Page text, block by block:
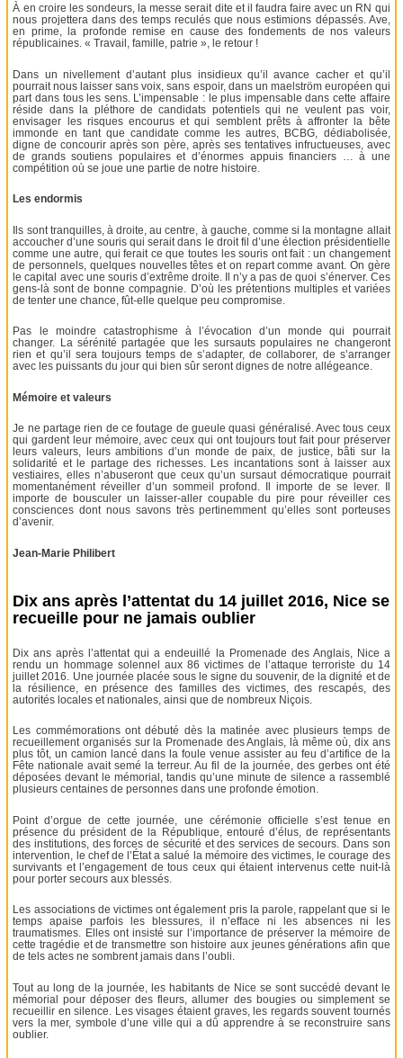
À en croire les sondeurs, la messe serait dite et il faudra faire avec un RN qui
nous projettera dans des temps reculés que nous estimions dépassés. Ave,
en prime, la profonde remise en cause des fondements de nos valeurs
républicaines. « Travail, famille, patrie », le retour !
Dans un nivellement d’autant plus insidieux qu’il avance cacher et qu’il
pourrait nous laisser sans voix, sans espoir, dans un maelström européen qui
part dans tous les sens. L’impensable : le plus impensable dans cette affaire
réside dans la pléthore de candidats potentiels qui ne veulent pas voir,
envisager les risques encourus et qui semblent prêts à affronter la bête
immonde en tant que candidate comme les autres, BCBG, dédiabolisée,
digne de concourir après son père, après ses tentatives infructueuses, avec
de grands soutiens populaires et d’énormes appuis financiers … à une
compétition où se joue une partie de notre histoire.
Les endormis
Ils sont tranquilles, à droite, au centre, à gauche, comme si la montagne allait
accoucher d’une souris qui serait dans le droit fil d’une élection présidentielle
comme une autre, qui ferait ce que toutes les souris ont fait : un changement
de personnels, quelques nouvelles têtes et on repart comme avant. On gère
le capital avec une souris d’extrême droite. Il n’y a pas de quoi s’énerver. Ces
gens-là sont de bonne compagnie. D’où les prétentions multiples et variées
de tenter une chance, fût-elle quelque peu compromise.
Pas le moindre catastrophisme à l’évocation d’un monde qui pourrait
changer. La sérénité partagée que les sursauts populaires ne changeront
rien et qu’il sera toujours temps de s’adapter, de collaborer, de s’arranger
avec les puissants du jour qui bien sûr seront dignes de notre allégeance.
Mémoire et valeurs
Je ne partage rien de ce foutage de gueule quasi généralisé. Avec tous ceux
qui gardent leur mémoire, avec ceux qui ont toujours tout fait pour préserver
leurs valeurs, leurs ambitions d’un monde de paix, de justice, bâti sur la
solidarité et le partage des richesses. Les incantations sont à laisser aux
vestiaires, elles n’abuseront que ceux qu’un sursaut démocratique pourrait
momentanément réveiller d’un sommeil profond. Il importe de se lever. Il
importe de bousculer un laisser-aller coupable du pire pour réveiller ces
consciences dont nous savons très pertinemment qu’elles sont porteuses
d’avenir.
Jean-Marie Philibert
Dix ans après l’attentat du 14 juillet 2016, Nice se
recueille pour ne jamais oublier
Dix ans après l’attentat qui a endeuillé la Promenade des Anglais, Nice a
rendu un hommage solennel aux 86 victimes de l’attaque terroriste du 14
juillet 2016. Une journée placée sous le signe du souvenir, de la dignité et de
la résilience, en présence des familles des victimes, des rescapés, des
autorités locales et nationales, ainsi que de nombreux Niçois.
Les commémorations ont débuté dès la matinée avec plusieurs temps de
recueillement organisés sur la Promenade des Anglais, là même où, dix ans
plus tôt, un camion lancé dans la foule venue assister au feu d’artifice de la
Fête nationale avait semé la terreur. Au fil de la journée, des gerbes ont été
déposées devant le mémorial, tandis qu’une minute de silence a rassemblé
plusieurs centaines de personnes dans une profonde émotion.
Point d’orgue de cette journée, une cérémonie officielle s’est tenue en
présence du président de la République, entouré d’élus, de représentants
des institutions, des forces de sécurité et des services de secours. Dans son
intervention, le chef de l’État a salué la mémoire des victimes, le courage des
survivants et l’engagement de tous ceux qui étaient intervenus cette nuit-là
pour porter secours aux blessés.
Les associations de victimes ont également pris la parole, rappelant que si le
temps apaise parfois les blessures, il n’efface ni les absences ni les
traumatismes. Elles ont insisté sur l’importance de préserver la mémoire de
cette tragédie et de transmettre son histoire aux jeunes générations afin que
de tels actes ne sombrent jamais dans l’oubli.
Tout au long de la journée, les habitants de Nice se sont succédé devant le
mémorial pour déposer des fleurs, allumer des bougies ou simplement se
recueillir en silence. Les visages étaient graves, les regards souvent tournés
vers la mer, symbole d’une ville qui a dû apprendre à se reconstruire sans
oublier.